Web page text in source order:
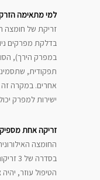
למי מתאימה
זריקת של חומצה
בדלקת מפרקים
במפרק הירך),
תפקודית,
אחרים. במקרה זה
ישירות למפרק
זריקה אחת
החומצה
הטיפול עוזר,